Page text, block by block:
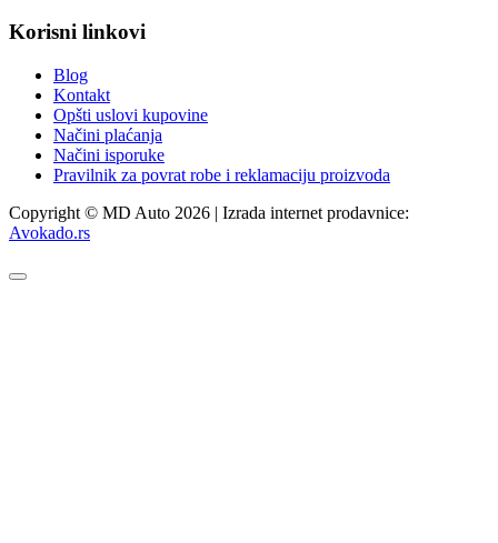
Korisni linkovi
Blog
Kontakt
Opšti uslovi kupovine
Načini plaćanja
Načini isporuke
Pravilnik za povrat robe i reklamaciju proizvoda
Copyright © MD Auto 2026 | Izrada internet prodavnice:
Avokado.rs